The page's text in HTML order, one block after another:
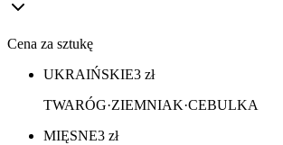
Cena za sztukę
UKRAIŃSKIE3 zł
TWARÓG·ZIEMNIAK·CEBULKA
MIĘSNE3 zł